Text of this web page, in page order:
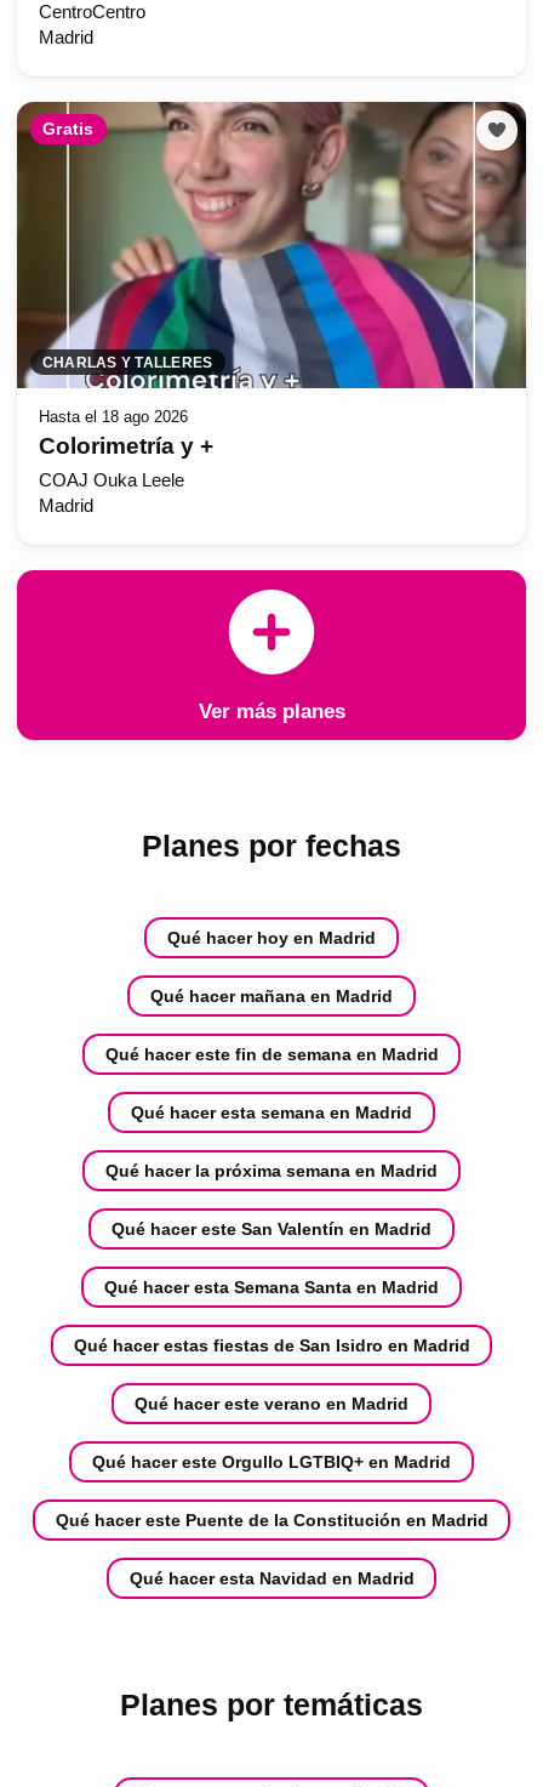
CentroCentro
Madrid
Gratis
CHARLAS Y TALLERES
Hasta el 18 ago 2026
Colorimetría y +
COAJ Ouka Leele
Madrid
Ver más planes
Planes por fechas
Qué hacer hoy en Madrid
Qué hacer mañana en Madrid
Qué hacer este fin de semana en Madrid
Qué hacer esta semana en Madrid
Qué hacer la próxima semana en Madrid
Qué hacer este San Valentín en Madrid
Qué hacer esta Semana Santa en Madrid
Qué hacer estas fiestas de San Isidro en Madrid
Qué hacer este verano en Madrid
Qué hacer este Orgullo LGTBIQ+ en Madrid
Qué hacer este Puente de la Constitución en Madrid
Qué hacer esta Navidad en Madrid
Planes por temáticas